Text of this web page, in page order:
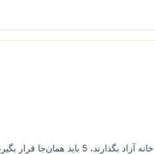
همان‌جا قرار بگیرد.